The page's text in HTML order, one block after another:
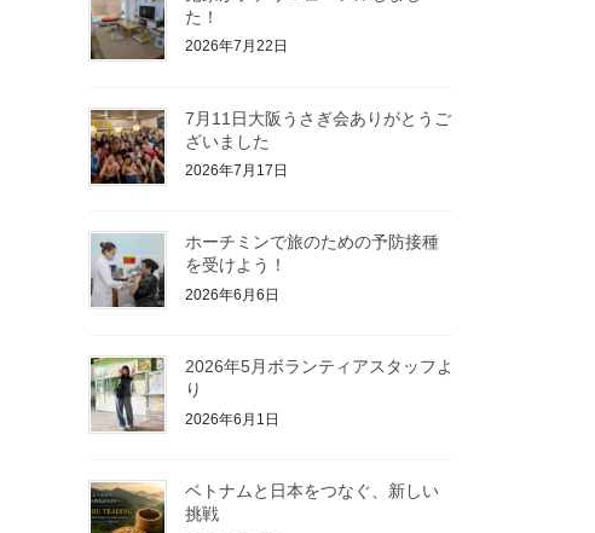
た！
2026年7月22日
7月11日大阪うさぎ会ありがとうご
ざいました
2026年7月17日
ホーチミンで旅のための予防接種
を受けよう！
2026年6月6日
2026年5月ボランティアスタッフよ
り
2026年6月1日
ベトナムと日本をつなぐ、新しい
挑戦